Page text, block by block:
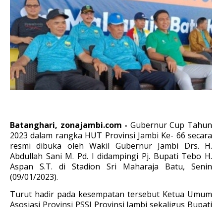
Batanghari, zonajambi.com - Gubernur Cup Tahun
2023 dalam rangka HUT Provinsi Jambi Ke- 66 secara
resmi dibuka oleh Wakil Gubernur Jambi Drs. H.
Abdullah Sani M. Pd. I didampingi Pj. Bupati Tebo H.
Aspan S.T. di Stadion Sri Maharaja Batu, Senin
(09/01/2023).
Turut hadir pada kesempatan tersebut Ketua Umum
Asosiasi Provinsi PSSI Provinsi Jambi sekaligus Bupati